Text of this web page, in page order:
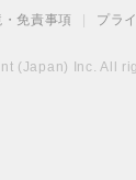
免責事項 プラ
(Japan) Inc. All